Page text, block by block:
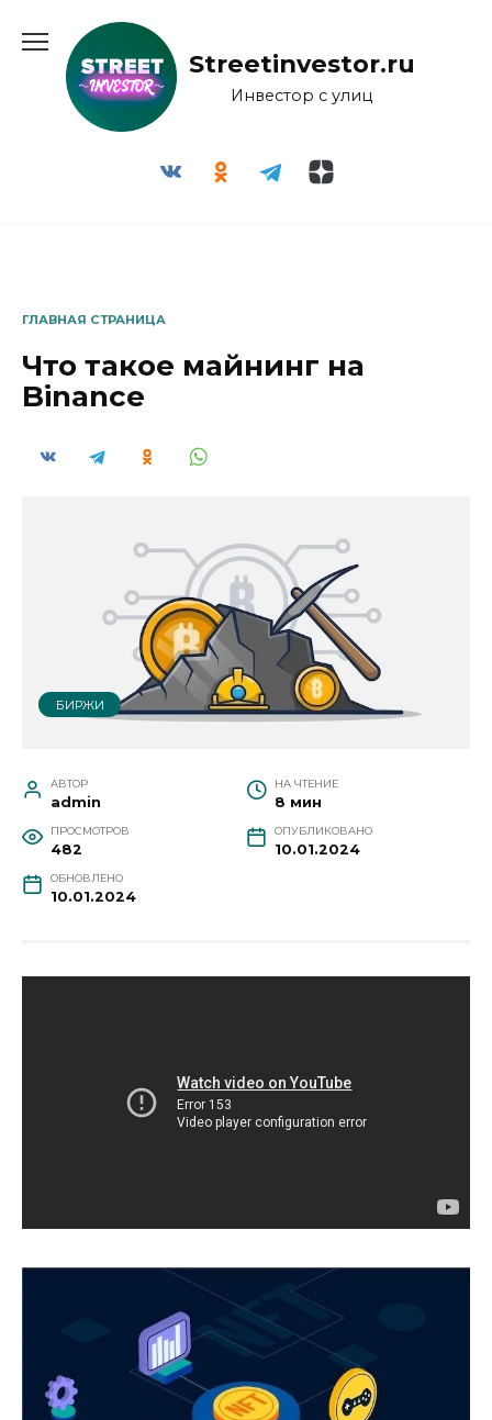
содержанию
Streetinvestor.ru
Инвестор с улиц
ГЛАВНАЯ СТРАНИЦА
Что такое майнинг на
Binance
БИРЖИ
АВТОР
admin
НА ЧТЕНИЕ
8 мин
ПРОСМОТРОВ
482
ОПУБЛИКОВАНО
10.01.2024
ОБНОВЛЕНО
10.01.2024